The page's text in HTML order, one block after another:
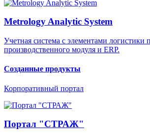
Metrology Analytic System
Учетная система с элементами логистики
производственного модуля и ERP.
Созданные продукты
Корпоративный портал
Портал "СТРАЖ"